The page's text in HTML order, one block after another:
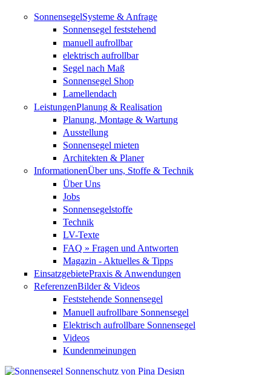
Direkt zum Inhalt
SonnensegelSysteme & Anfrage
Sonnensegel feststehend
manuell aufrollbar
elektrisch aufrollbar
Segel nach Maß
Sonnensegel Shop
Lamellendach
LeistungenPlanung & Realisation
Planung, Montage & Wartung
Ausstellung
Sonnensegel mieten
Architekten & Planer
InformationenÜber uns, Stoffe & Technik
Über Uns
Jobs
Sonnensegelstoffe
Technik
LV-Texte
FAQ » Fragen und Antworten
Magazin - Aktuelles & Tipps
EinsatzgebietePraxis & Anwendungen
ReferenzenBilder & Videos
Feststehende Sonnensegel
Manuell aufrollbare Sonnensegel
Elektrisch aufrollbare Sonnensegel
Videos
Kundenmeinungen